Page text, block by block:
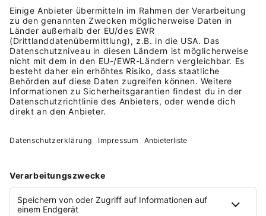
Kostenloser Support
Monatlich kündbar (formlos und
fristlos)
Mobil arbeiten per Web, App &
unterwegs
Ideal für Selbstständige,
Freelancer
Der 30 Tage-Test endet
Mail-Adresse ausreichend.